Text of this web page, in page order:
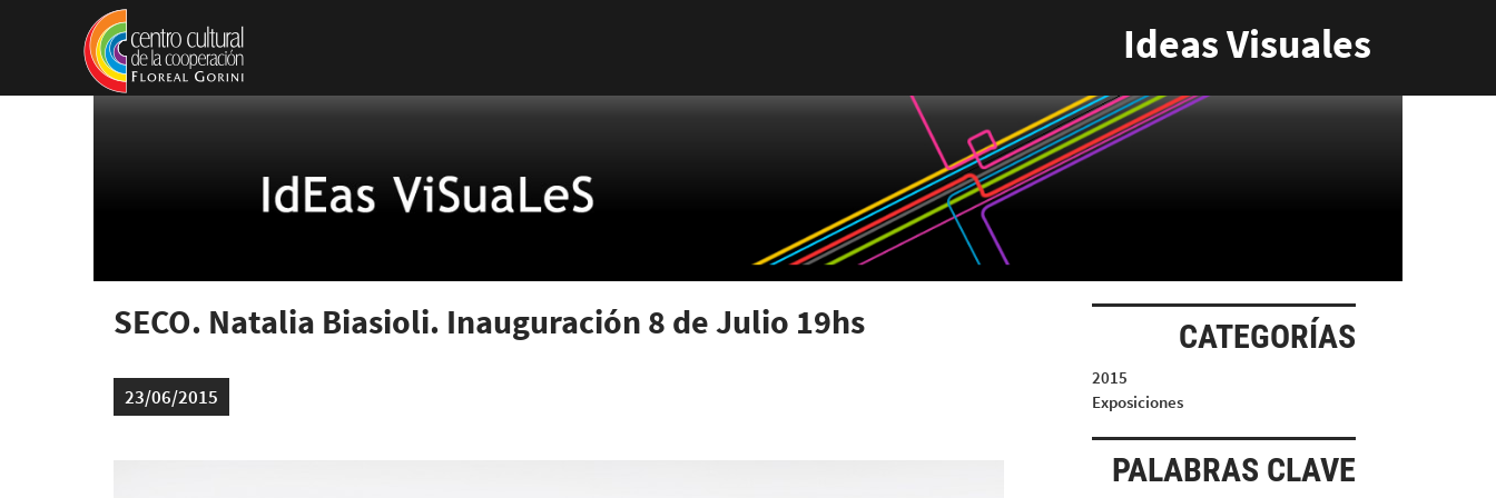
Pasar al contenido principal
Ideas Visuales
SECO. Natalia Biasioli. Inauguración 8 de Julio 19hs
23/06/2015
CATEGORÍAS
2015
Exposiciones
PALABRAS CLAVE